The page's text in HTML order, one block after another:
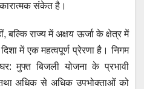
संकेत है।
राज्य में अक्षय ऊर्जा के क्षेत्र में
में एक महत्वपूर्ण प्रेरणा है। निगम
मुफ्त बिजली योजना के प्रभावी
तथा अधिक से अधिक उपभोक्ताओं को